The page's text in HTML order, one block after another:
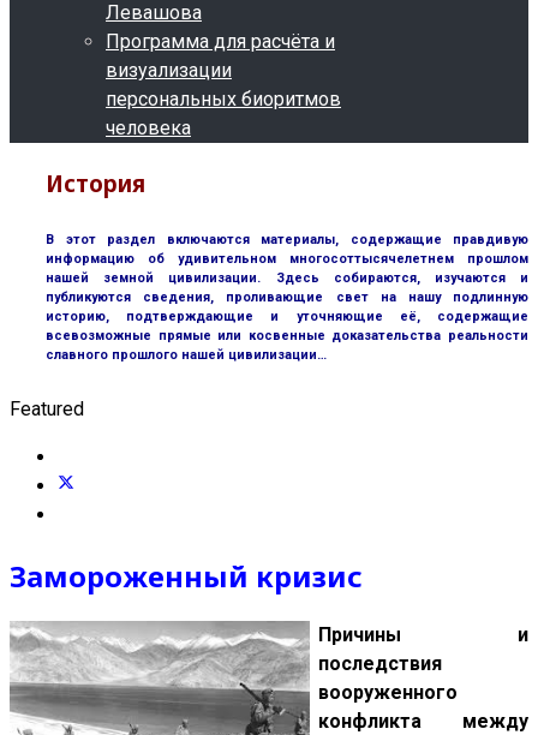
Левашова
Программа для расчёта и
визуализации
персональных биоритмов
человека
История
В этот раздел включаются материалы, содержащие правдивую
информацию об удивительном многосоттысячелетнем прошлом
нашей земной цивилизации. Здесь собираются, изучаются и
публикуются сведения, проливающие свет на нашу подлинную
историю, подтверждающие и уточняющие её, содержащие
всевозможные прямые или косвенные доказательства реальности
славного прошлого нашей цивилизации…
Featured
Замороженный кризис
Причины и
последствия
вооруженного
конфликта между